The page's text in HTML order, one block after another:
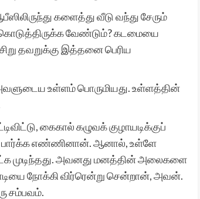
களைத்து வீடு வந்து சேரும்
கொடுத்திருக்க வேண்டும்? கடமையை
தவறுக்கு இத்தனை பெரிய
உள்ளம் பொருமியது. உள்ளத்தின்
கைகால் கழுவக் குழாயடிக்குப்
பார்க்க எண்ணினான். ஆனால், உள்ளே
முடிந்தது. அவனது மனத்தின் அலைகளை
நோக்கி விர்ரென்று சென்றான், அவன்.
சம்பவம்.
நிகரில்லாத ஜீவநதி.
உங்களை இதயம்
பாராட்டுகின்றது.
எஸ்.ஜெகதீசன்